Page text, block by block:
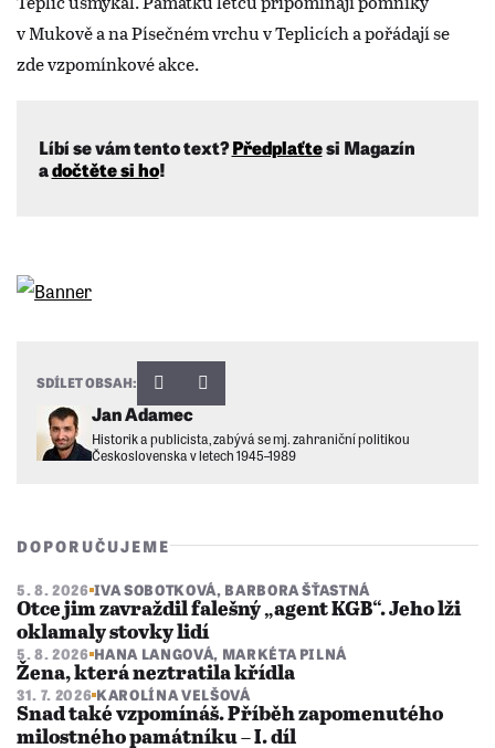
v Mukově a na Písečném vrchu v Teplicích a pořádají se
zde vzpomínkové akce.
Líbí se vám tento text?Předplaťtesi Magazín
adočtěte si ho!
Jan Adamec
Historik a publicista, zabývá se mj. zahraniční politikou
Československa v letech 1945–1989
SDÍLET OBSAH:
DOPORUČUJEME
5. 8. 2026 IVA SOBOTKOVÁ, BARBORA ŠŤASTNÁ
Otce jim zavraždil falešný „agent KGB“. Jeho lži
oklamaly stovky lidí
5. 8. 2026 HANA LANGOVÁ, MARKÉTA PILNÁ
Žena, která neztratila křídla
31. 7. 2026 KAROLÍNA VELŠOVÁ
Snad také vzpomínáš. Příběh zapomenutého
milostného památníku – I. díl